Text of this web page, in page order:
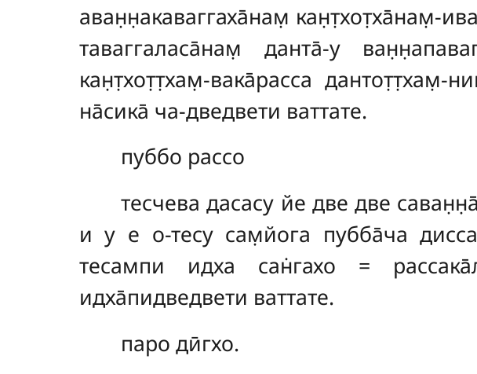
аван̣н̣акаваггаха̄нам̣ кан̣т̣хот̣ха̄нам̣-
таваггаласа̄нам̣ данта̄-у
кан̣т̣хот̣т̣хам̣-вака̄расса дантот̣т̣хам̣-
на̄сика̄ ча-дведвети ваттате.
пуббо рассо
тесчева дасасу йе две две
и у е о-тесу сам̣йога пубба̄ча
тесампи идха сан̇гахо =
идха̄пидведвети ваттате.
паро дӣгхо.